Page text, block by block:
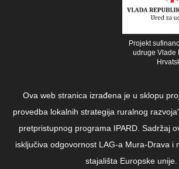
Projekt
udruge Vlade
Ova web stranica izrađena je u sklopu
provedba lokalnih strategija ruralnog
pretpristupnog programa IPARD. Sadržaj
isključiva odgovornost LAG-a Mura-Drava i
stajališta Europske unije.